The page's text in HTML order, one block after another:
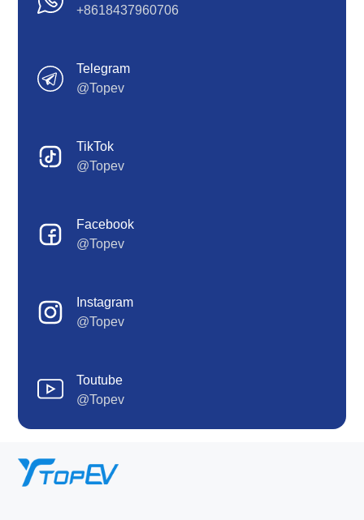
+8618437960706
Telegram
@Topev
TikTok
@Topev
Facebook
@Topev
Instagram
@Topev
Toutube
@Topev